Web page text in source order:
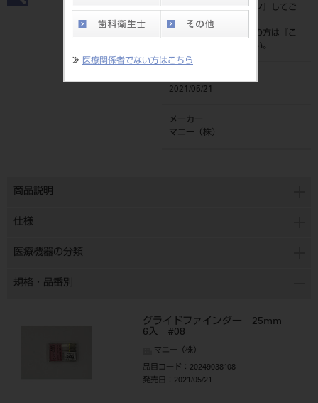
≫ 医療関係者でない方はこちら
ログイン
』してご
覧ください。
ネット会員登録がまだの方は『
こ
』より登録ください。
2021/05/21
メーカー
マニー（株）
商品説明
仕様
医療機器の分類
規格・品番別
グライドファインダー 25mm
6入 #08
マニー（株）
品目コード ：20249038108
発売日
：2021/05/21